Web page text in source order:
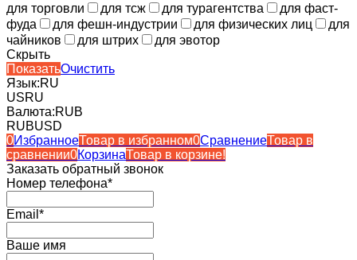
для торговли
для тсж для турагентства
для фаст-
фуда
для фешн-индустрии для физических лиц
для
чайников
для штрих
для эвотор
Скрыть
ПоказатьОчистить
Язык:RU
USRU
Валюта:RUB
RUBUSD
0ИзбранноеТовар в избранном0СравнениеТовар в
сравнении0КорзинаТовар в корзине!
Заказать обратный звонок
Номер телефона*
Email*
Ваше имя